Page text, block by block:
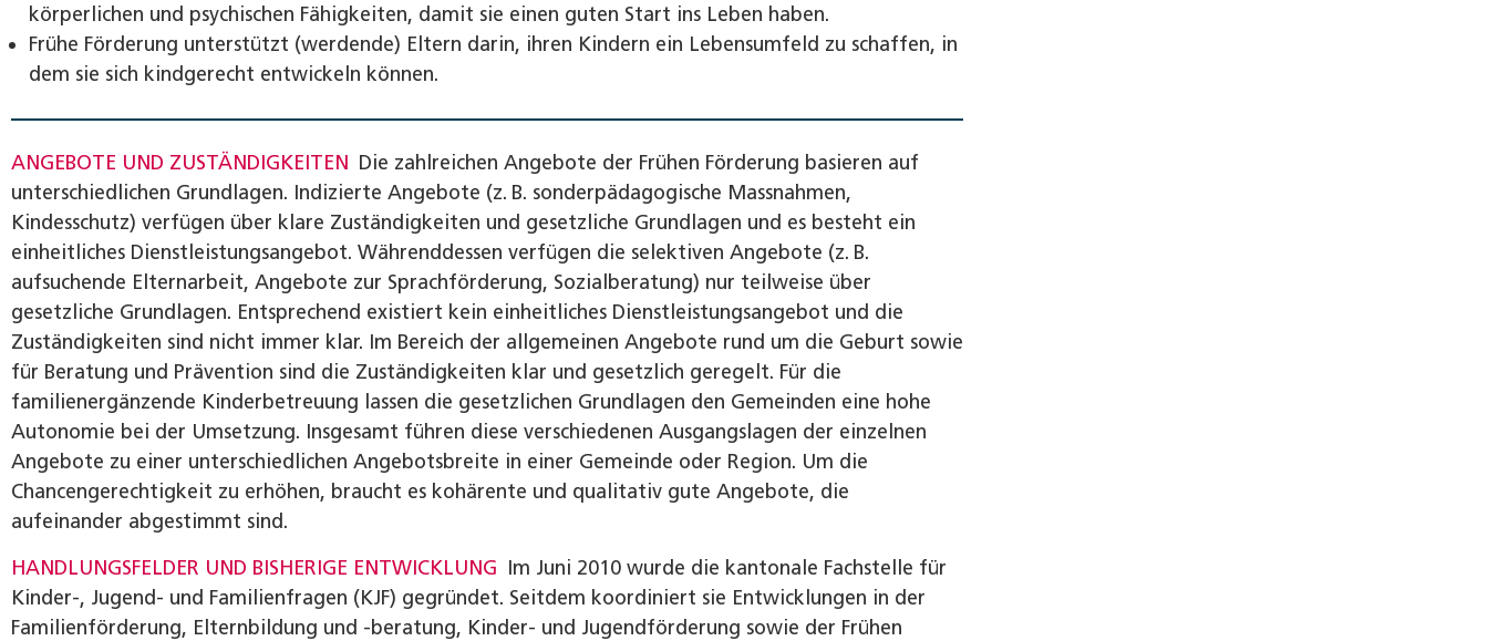
körperlichen und psychischen Fähigkeiten, damit sie einen guten Start ins Leben haben.
Frühe Förderung unterstützt (werdende) Eltern darin, ihren Kindern ein Lebensumfeld zu schaffen, in
dem sie sich kindgerecht entwickeln können.
ANGEBOTE UND ZUSTÄNDIGKEITEN Die zahlreichen Angebote der Frühen Förderung basieren auf
unterschiedlichen Grundlagen. Indizierte Angebote (z. B. sonderpädagogische Massnahmen,
Kindesschutz) verfügen über klare Zuständigkeiten und gesetzliche Grundlagen und es besteht ein
einheitliches Dienstleistungsangebot. Währenddessen verfügen die selektiven Angebote (z. B.
aufsuchende Elternarbeit, Angebote zur Sprachförderung, Sozialberatung) nur teilweise über
gesetzliche Grundlagen. Entsprechend existiert kein einheitliches Dienstleistungsangebot und die
Zuständigkeiten sind nicht immer klar. Im Bereich der allgemeinen Angebote rund um die Geburt sowie
für Beratung und Prävention sind die Zuständigkeiten klar und gesetzlich geregelt. Für die
familienergänzende Kinderbetreuung lassen die gesetzlichen Grundlagen den Gemeinden eine hohe
Autonomie bei der Umsetzung. Insgesamt führen diese verschiedenen Ausgangslagen der einzelnen
Angebote zu einer unterschiedlichen Angebotsbreite in einer Gemeinde oder Region. Um die
Chancengerechtigkeit zu erhöhen, braucht es kohärente und qualitativ gute Angebote, die
aufeinander abgestimmt sind.
HANDLUNGSFELDER UND BISHERIGE ENTWICKLUNG Im Juni 2010 wurde die kantonale Fachstelle für
Kinder-, Jugend- und Familienfragen (KJF) gegründet. Seitdem koordiniert sie Entwicklungen in der
Familienförderung, Elternbildung und -beratung, Kinder- und Jugendförderung sowie der Frühen